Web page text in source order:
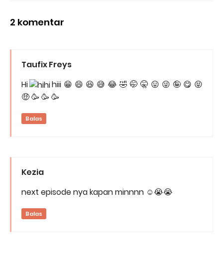
2 komentar
Taufix Freys
Hi
hiii 😁 😄 😆 😅 😂 🤣 🤭 🤫 😛 😜 🤪 😋 😝
🤑 🥳 🥳 🥳
Balas
Kezia
next episode nya kapan minnnn ☺️😭😭
Balas